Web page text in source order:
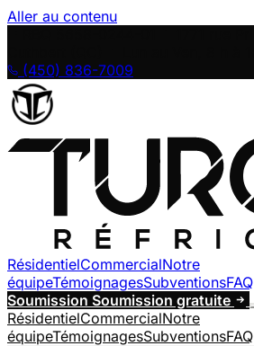
Aller au contenu
(450) 836-7009
RésidentielCommercialNotre
équipeTémoignagesSubventionsFAQ
Soumission Soumission gratuite
RésidentielCommercialNotre
équipeTémoignagesSubventionsFAQ